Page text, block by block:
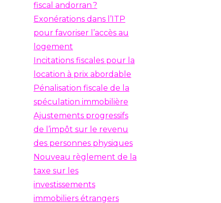
fiscal andorran ?
Exonérations dans l’ITP
pour favoriser l’accès au
logement
Incitations fiscales pour la
location à prix abordable
Pénalisation fiscale de la
spéculation immobilière
Ajustements progressifs
de l’impôt sur le revenu
des personnes physiques
Nouveau règlement de la
taxe sur les
investissements
immobiliers étrangers